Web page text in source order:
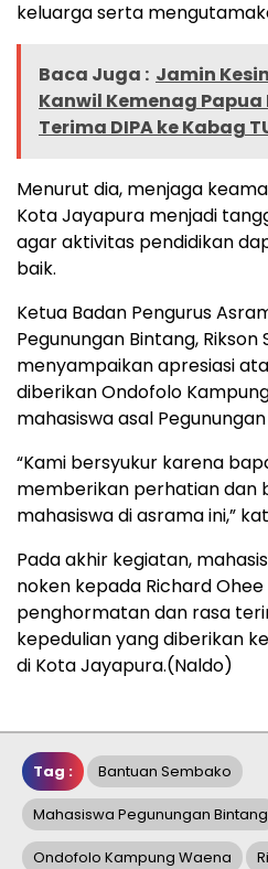
keluarga serta
Baca Juga : Jamin
Kanwil Kemenag Papua
Terima DIPA ke Kabag
Menurut dia, menjaga
Kota Jayapura menjadi
agar aktivitas pendidikan
baik.
Ketua Badan Pengurus
Pegunungan Bintang, Rikson
menyampaikan apresiasi
diberikan Ondofolo
mahasiswa asal
“Kami bersyukur karena
memberikan perhatian dan
mahasiswa di asrama ini,”
Pada akhir kegiatan,
noken kepada Richard
penghormatan dan rasa
kepedulian yang diberikan
di Kota Jayapura.(Naldo)
Tag : Bantuan Sembako
Mahasiswa Pegunungan Bintang
Ondofolo Kampung Waena